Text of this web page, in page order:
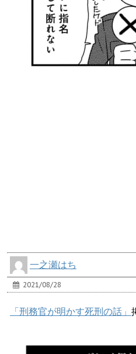
一之瀬はち
2021/08/28
「刑務官が明かす死刑の話」